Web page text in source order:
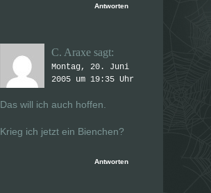
Antworten
C. Araxe sagt:
Montag, 20. Juni
2005 um 19:35 Uhr
Das will ich auch hoffen.
Krieg ich jetzt ein Bienchen?
Antworten